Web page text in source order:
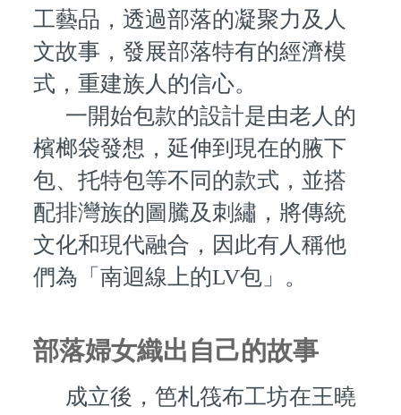
工藝品，透過部落的凝聚力及人
文故事，發展部落特有的經濟模
式，重建族人的信心。
一開始包款的設計是由老人的
檳榔袋發想，延伸到現在的腋下
包、托特包等不同的款式，並搭
配排灣族的圖騰及刺繡，將傳統
文化和現代融合，因此有人稱他
們為「南迴線上的LV包」。
部落婦女織出自己的故事
成立後，笆札筏布工坊在王曉